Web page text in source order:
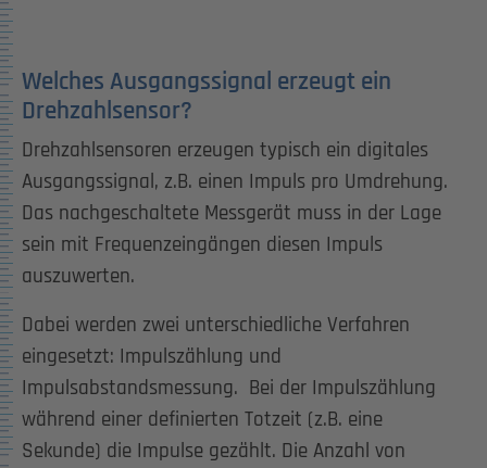
Welches Ausgangssignal erzeugt ein
Drehzahlsensor?
Drehzahlsensoren erzeugen typisch ein digitales
Ausgangssignal, z.B. einen Impuls pro Umdrehung.
Das nachgeschaltete Messgerät muss in der Lage
sein mit Frequenzeingängen diesen Impuls
auszuwerten.
Dabei werden zwei unterschiedliche Verfahren
eingesetzt: Impulszählung und
Impulsabstandsmessung. Bei der Impulszählung
während einer definierten Totzeit (z.B. eine
Sekunde) die Impulse gezählt. Die Anzahl von